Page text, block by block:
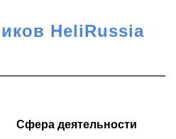
HeliRussia
Сфера деятельности